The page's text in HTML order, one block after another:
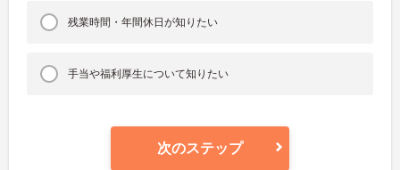
残業時間・年間休日が知りたい
手当や福利厚生について知りたい
次のステップ